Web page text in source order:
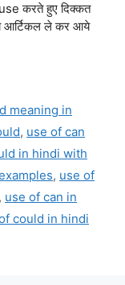
करते हुए दिक्कत
आर्टिकल ले कर आये
meaning in
, use of can
in hindi with
, use of
, use of can in
could in hindi